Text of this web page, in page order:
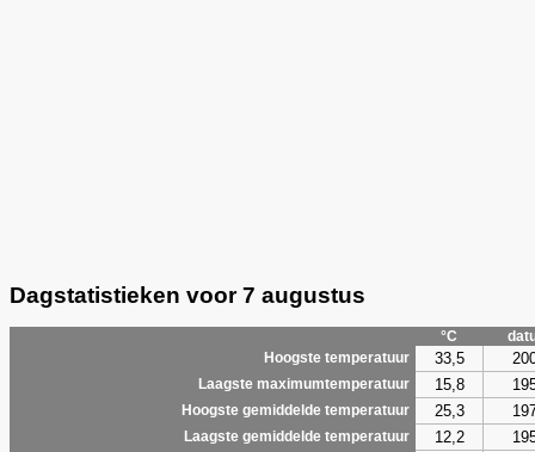
Dagstatistieken voor 7 augustus
°C
Hoogste temperatuur
33,5
Laagste maximumtemperatuur 15,8
Hoogste gemiddelde temperatuur 25,3
Laagste gemiddelde temperatuur 12,2